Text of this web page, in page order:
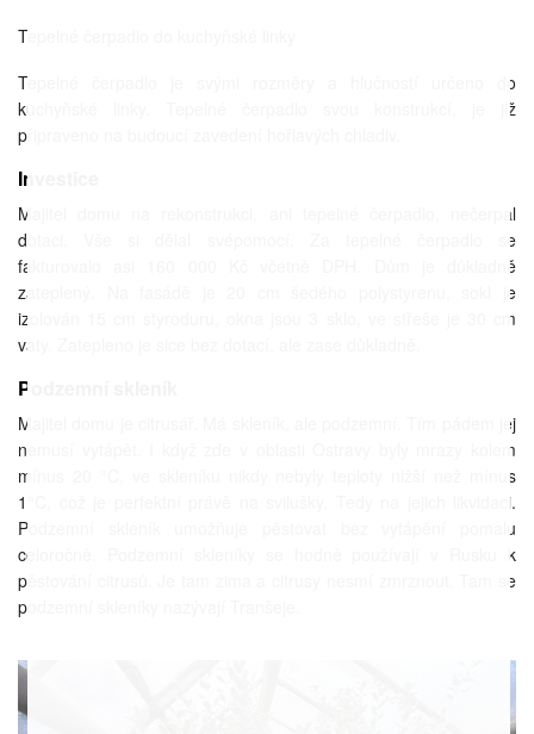
Tepelné čerpadlo do kuchyňské linky
Tepelné čerpadlo je svými rozměry a hlučností určeno do
kuchyňské linky. Tepelné čerpadlo svou konstrukcí, je již
připraveno na budoucí zavedení hořlavých chladiv.
Investice
Majitel domu na rekonstrukci, ani tepelné čerpadlo, nečerpal
dotaci. Vše si dělal svépomocí. Za tepelné čerpadlo se
fakturovalo asi 160 000 Kč včetně DPH. Dům je důkladně
zateplený. Na fasádě je 20 cm šedého polystyrenu, sokl je
izolován 15 cm styroduru, okna jsou 3 sklo, ve střeše je 30 cm
vaty. Zatepleno je sice bez dotací, ale zase důkladně.
Podzemní skleník
Majitel domu je citrusář. Má skleník, ale podzemní. Tím pádem jej
nemusí vytápět. I když zde v oblasti Ostravy byly mrazy kolem
mínus 20 °C, ve skleníku nikdy nebyly teploty nižší než mínus
1°C, což je perfektní právě na svilušky. Tedy na jejich likvidaci.
Podzemní skleník umožňuje pěstovat bez vytápění pomalu
celoročně. Podzemní skleníky se hodně používají v Rusku k
pěstování citrusů. Je tam zima a citrusy nesmí zmrznout. Tam se
podzemní skleníky nazývají Tranšeje.